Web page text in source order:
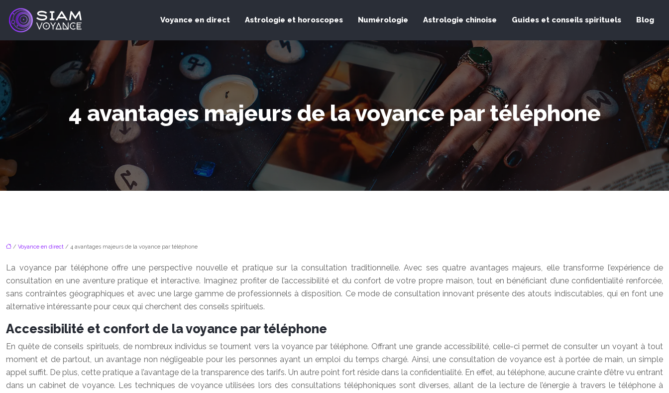
Voyance en direct Astrologie et horoscopes Numérologie Astrologie chinoise Guides et conseils spirituels Blog
4 avantages majeurs de la voyance par téléphone
/ Voyance en direct / 4 avantages majeurs de la voyance par téléphone
La voyance par téléphone offre une perspective nouvelle et pratique sur la consultation traditionnelle. Avec ses quatre avantages majeurs, elle transforme l’expérience de
consultation en une aventure pratique et interactive. Imaginez profiter de l’accessibilité et du confort de votre propre maison, tout en bénéficiant d’une confidentialité renforcée,
sans contraintes géographiques et avec une large gamme de professionnels à disposition. Ce mode de consultation innovant présente des atouts indiscutables, qui en font une
alternative intéressante pour ceux qui cherchent des conseils spirituels.
Accessibilité et confort de la voyance par téléphone
En quête de conseils spirituels, de nombreux individus se tournent vers la voyance par téléphone. Offrant une grande accessibilité, celle-ci permet de consulter un voyant à tout
moment et de partout, un avantage non négligeable pour les personnes ayant un emploi du temps chargé. Ainsi, une consultation de voyance est à portée de main, un simple
appel suffit. De plus, cette pratique a l’avantage de la transparence des tarifs. Un autre point fort réside dans la confidentialité. En effet, au téléphone, aucune crainte d’être vu entrant
dans un cabinet de voyance. Les techniques de voyance utilisées lors des consultations téléphoniques sont diverses, allant de la lecture de l’énergie à travers le téléphone à